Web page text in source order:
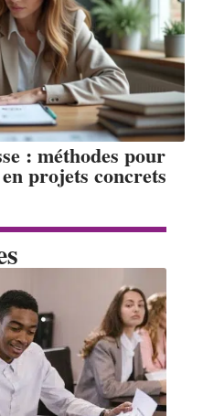
: méthodes pour
projets concrets